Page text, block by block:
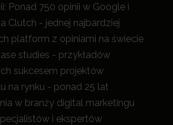
Ponad 750 opinii w Google i
Clutch - jednej najbardziej
platform z opiniami na świecie
studies - przykładów
sukcesem projektów
na rynku - ponad 25 lat
w branży digital marketingu
i ekspertów